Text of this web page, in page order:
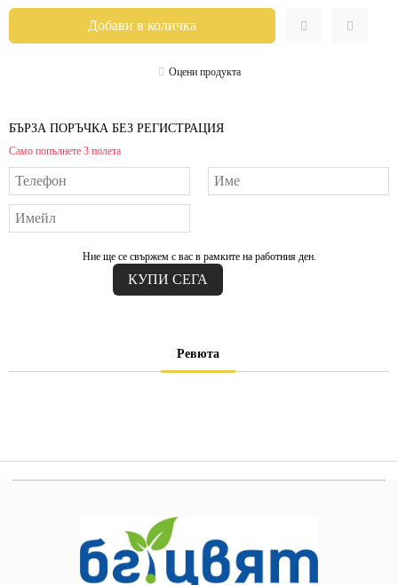
Оцени продукта
БЪРЗА ПОРЪЧКА БЕЗ РЕГИСТРАЦИЯ
Само попълнете 3 полета
Ние ще се свържем с вас в рамките на работния ден.
Ревюта